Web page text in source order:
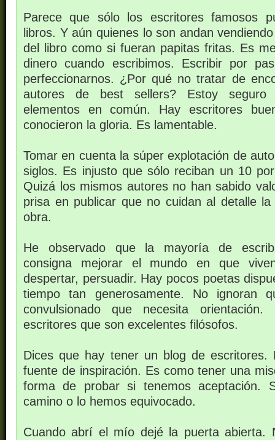
Parece que sólo los escritores famosos
libros. Y aún quienes lo son andan
del libro como si fueran papitas fritas. Es
dinero cuando escribimos. Escribir por
perfeccionarnos. ¿Por qué no tratar de
autores de best sellers? Estoy seguro
elementos en común. Hay escritores
conocieron la gloria. Es lamentable.
Tomar en cuenta la súper explotación de
siglos. Es injusto que sólo reciban un 10
Quizá los mismos autores no han sabido
prisa en publicar que no cuidan al detalle
obra.
He observado que la mayoría de
consigna mejorar el mundo en que
despertar, persuadir. Hay pocos poetas
tiempo tan generosamente. No ignoran
convulsionado que necesita
escritores que son excelentes filósofos.
Dices que hay tener un blog de
fuente de inspiración. Es como tener una
forma de probar si tenemos aceptación.
camino o lo hemos equivocado.
Cuando abrí el mío dejé la puerta abierta.